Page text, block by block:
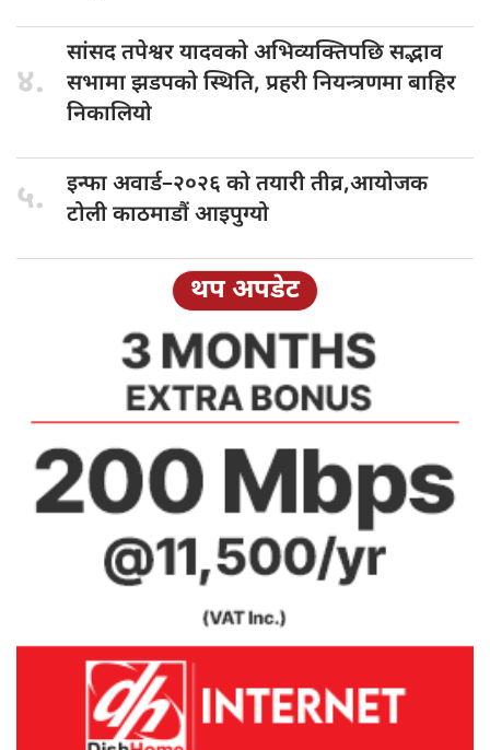
४.
सांसद तपेश्वरयादवको अभिव्यक्तिपछि सद्भाव
सभामा झडपको स्थिति, प्रहरी नियन्त्रणमा बाहिर
निकालियो
५. इन्फा अवार्ड–२०२६ को तयारी तीव्र,आयोजक
टोली काठमाडौं आइपुग्यो
थप अपडेट